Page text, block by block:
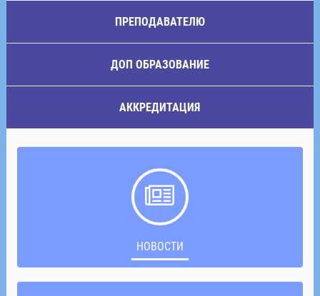
ПРЕПОДАВАТЕЛЮ
ДОП ОБРАЗОВАНИЕ
АККРЕДИТАЦИЯ
НОВОСТИ